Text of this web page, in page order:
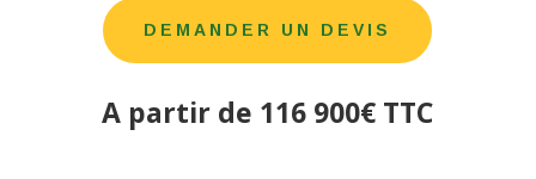
DEMANDER UN DEVIS
A partir de 116 900€ TTC